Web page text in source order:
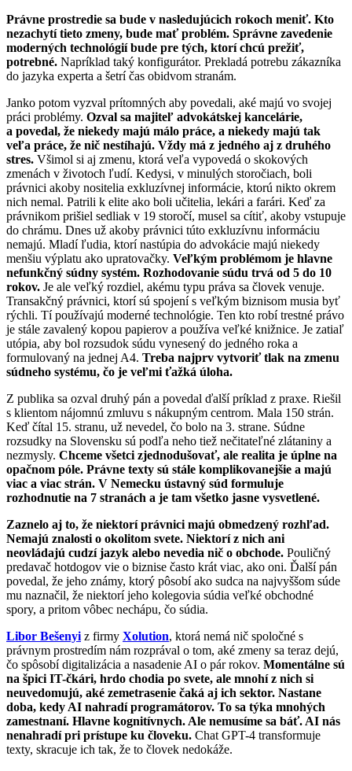
Právne prostredie sa bude v nasledujúcich rokoch meniť. Kto
nezachytí tieto zmeny, bude mať problém. Správne zavedenie
moderných technológií bude pre tých, ktorí chcú prežiť,
potrebné. Napríklad taký konfigurátor. Prekladá potrebu zákazníka
do jazyka experta a šetrí čas obidvom stranám.
Janko potom vyzval prítomných aby povedali, aké majú vo svojej
práci problémy. Ozval sa majiteľ advokátskej kancelárie,
a povedal, že niekedy majú málo práce, a niekedy majú tak
veľa práce, že nič nestíhajú. Vždy má z jedného aj z druhého
stres. Všimol si aj zmenu, ktorá veľa vypovedá o skokových
zmenách v životoch ľudí. Kedysi, v minulých storočiach, boli
právnici akoby nositelia exkluzívnej informácie, ktorú nikto okrem
nich nemal. Patrili k elite ako boli učitelia, lekári a farári. Keď za
právnikom prišiel sedliak v 19 storočí, musel sa cítiť, akoby vstupuje
do chrámu. Dnes už akoby právnici túto exkluzívnu informáciu
nemajú. Mladí ľudia, ktorí nastúpia do advokácie majú niekedy
menšiu výplatu ako upratovačky. Veľkým problémom je hlavne
nefunkčný súdny systém. Rozhodovanie súdu trvá od 5 do 10
rokov. Je ale veľký rozdiel, akému typu práva sa človek venuje.
Transakčný právnici, ktorí sú spojení s veľkým biznisom musia byť
rýchli. Tí používajú moderné technológie. Ten kto robí trestné právo
je stále zavalený kopou papierov a používa veľké knižnice. Je zatiaľ
utópia, aby bol rozsudok súdu vynesený do jedného roka a
formulovaný na jednej A4. Treba najprv vytvoriť tlak na zmenu
súdneho systému, čo je veľmi ťažká úloha.
Z publika sa ozval druhý pán a povedal ďalší príklad z praxe. Riešil
s klientom nájomnú zmluvu s nákupným centrom. Mala 150 strán.
Keď čítal 15. stranu, už nevedel, čo bolo na 3. strane. Súdne
rozsudky na Slovensku sú podľa neho tiež nečitateľné zlátaniny a
nezmysly. Chceme všetci zjednodušovať, ale realita je úplne na
opačnom póle. Právne texty sú stále komplikovanejšie a majú
viac a viac strán. V Nemecku ústavný súd formuluje
rozhodnutie na 7 stranách a je tam všetko jasne vysvetlené.
Zaznelo aj to, že niektorí právnici majú obmedzený rozhľad.
Nemajú znalosti o okolitom svete. Niektorí z nich ani
neovládajú cudzí jazyk alebo nevedia nič o obchode. Pouličný
predavač hotdogov vie o biznise často krát viac, ako oni. Ďalší pán
povedal, že jeho známy, ktorý pôsobí ako sudca na najvyššom súde
mu naznačil, že niektorí jeho kolegovia súdia veľké obchodné
spory, a pritom vôbec nechápu, čo súdia.
Libor Bešenyi z firmy Xolution, ktorá nemá nič spoločné s
právnym prostredím nám rozprával o tom, aké zmeny sa teraz dejú,
čo spôsobí digitalizácia a nasadenie AI o pár rokov. Momentálne sú
na špici IT-čkári, hrdo chodia po svete, ale mnohí z nich si
neuvedomujú, aké zemetrasenie čaká aj ich sektor. Nastane
doba, kedy AI nahradí programátorov. To sa týka mnohých
zamestnaní. Hlavne kognitívnych. Ale nemusíme sa báť. AI nás
nenahradí pri prístupe ku človeku. Chat GPT-4 transformuje
texty, skracuje ich tak, že to človek nedokáže.